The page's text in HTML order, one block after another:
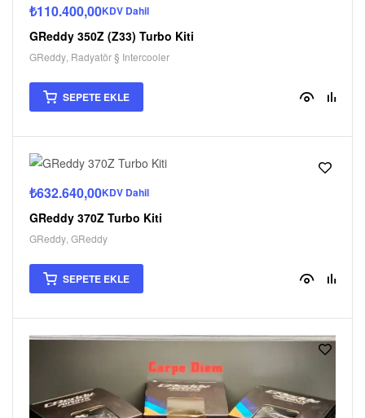
₺110.400,00KDV Dahil
GReddy 350Z (Z33) Turbo Kiti
GReddy Radyatör § Intercooler
SEPETE EKLE
₺632.640,00KDV Dahil
GReddy 370Z Turbo Kiti
GReddy GReddy
SEPETE EKLE